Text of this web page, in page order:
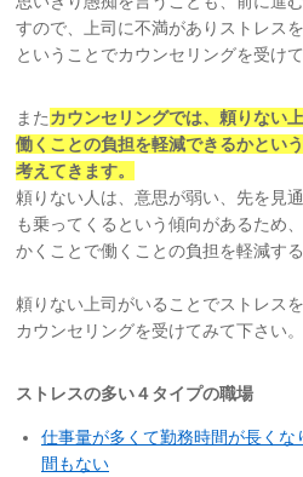
すので、上司に不満がありストレス
ということでカウンセリングを受け
またカウンセリングでは、頼りない
働くことの負担を軽減できるかとい
考えてきます。
頼りない人は、意思が弱い、先を見
も乗ってくるという傾向があるため
かくことで働くことの負担を軽減す
頼りない上司がいることでストレス
カウンセリングを受けてみて下さい。